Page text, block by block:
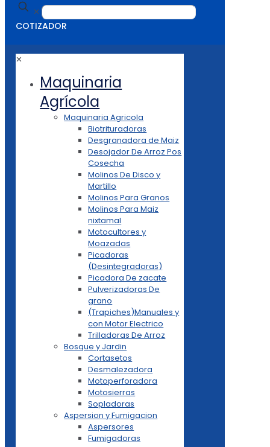
✕
COTIZADOR
✕
Maquinaria
Agrícola
Maquinaria Agricola
Biotrituradoras
Desgranadora de Maiz
Desojador De Arroz Pos
Cosecha
Molinos De Disco y
Martillo
Molinos Para Granos
Molinos Para Maiz
nixtamal
Motocultores y
Moazadas
Picadoras
(Desintegradoras)
Picadora De zacate
Pulverizadoras De
grano
(Trapiches)Manuales y
con Motor Electrico
Trilladoras De Arroz
Bosque y Jardin
Cortasetos
Desmalezadora
Motoperforadora
Motosierras
Sopladoras
Aspersion y Fumigacion
Aspersores
Fumigadoras